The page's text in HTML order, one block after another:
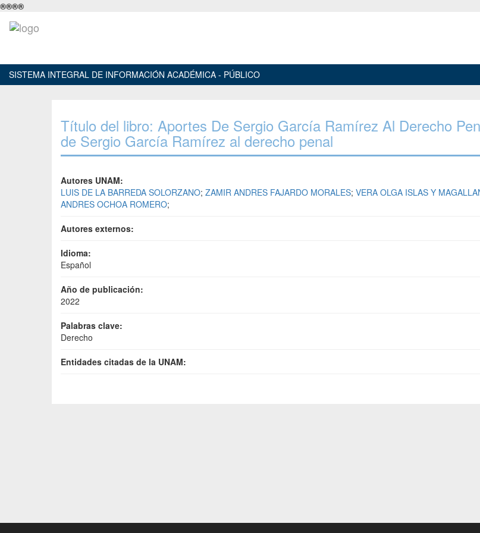
®®®®
SISTEMA INTEGRAL DE INFORMACIÓN ACADÉMICA - PÚBLICO
Título del libro: Aportes De Sergio García Ramírez Al Derecho
de Sergio García Ramírez al derecho penal
Autores UNAM:
LUIS DE LA BARREDA SOLORZANO; ZAMIR ANDRES FAJARDO MORALES; VERA OLGA ISLAS Y
ANDRES OCHOA ROMERO;
Autores externos:
Idioma:
Español
Año de publicación:
2022
Palabras clave:
Derecho
Entidades citadas de la UNAM: